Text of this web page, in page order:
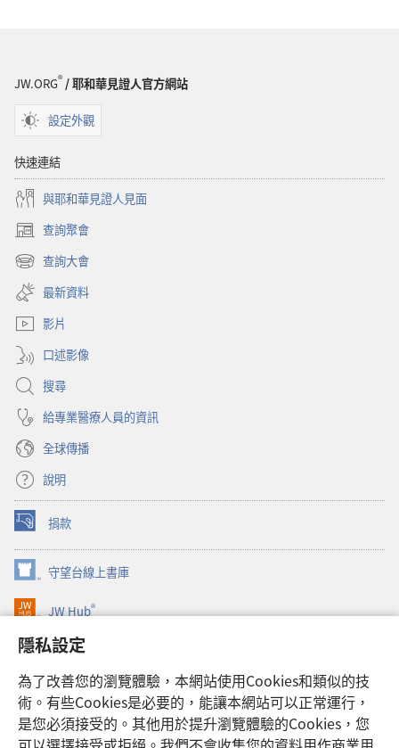
隱私設定
為了改善您的瀏覽體驗，本網站使用Cookies和類似的技
術。有些Cookies是必要的，能讓本網站可以正常運行，
是您必須接受的。其他用於提升瀏覽體驗的Cookies，您
JW.ORG® / 耶和華見證人官方網站
設定外觀
快速連結
與耶和華見證人見面
查詢聚會
（開
啟
新
視
窗）
查詢大會
（開
啟
新
視
最新資料
影片
口述影像
搜尋
給專業醫療人員的資訊
全球傳播
說明
捐款
（開
啟
新
視
窗）
守望台線上書庫
（開
啟
新
窗）
JW Hub®
（開
啟
新
視
窗）
JW Library®
Watchtower Library